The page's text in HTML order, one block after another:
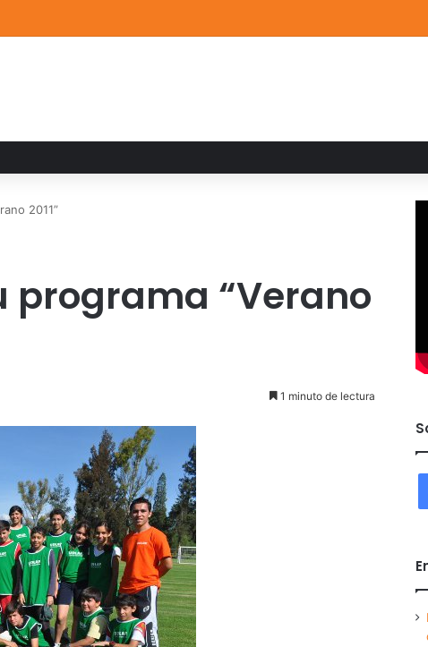
familiar marca el cierre del Curso de Verano de Escuelas Aztecas
2011”
programa “Verano
1 minuto de lectura